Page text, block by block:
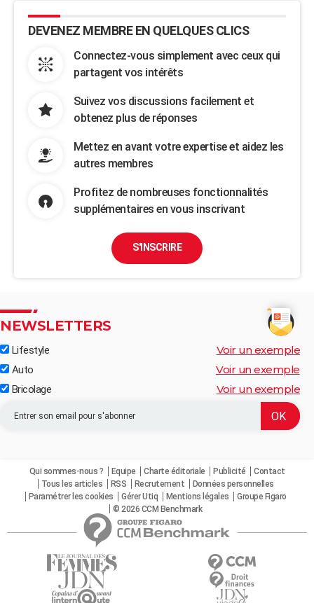
DEVENEZ MEMBRE EN QUELQUES CLICS
Connectez-vous simplement avec ceux qui
partagent vos intérêts
Suivez vos discussions facilement et
obtenez plus de réponses
Mettez en avant votre expertise et aidez les
autres membres
Profitez de nombreuses fonctionnalités
supplémentaires en vous inscrivant
S'INSCRIRE
NEWSLETTERS
Lifestyle Voir un exemple
Auto Voir un exemple
Bricolage Voir un exemple
Qui sommes-nous ? Equipe Charte éditoriale Publicité
Contact
Tous les articles
RSS Recrutement
Données personnelles
Paramétrer les cookies
Gérer Utiq Mentions légales
Groupe Figaro
© 2026 CCM Benchmark